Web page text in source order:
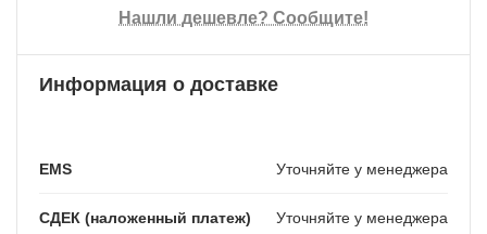
Нашли дешевле? Сообщите!
Информация о доставке
EMS Уточняйте у менеджера
СДЕК (наложенный платеж) Уточняйте у менеджера